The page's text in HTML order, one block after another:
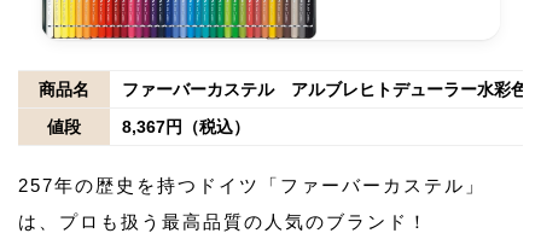
商品名
ファーバーカステル アルブレヒトデューラー水彩色
値段
8,367円（税込）
257年の歴史を持つドイツ「ファーバーカステル」
は、プロも扱う最高品質の人気のブランド！